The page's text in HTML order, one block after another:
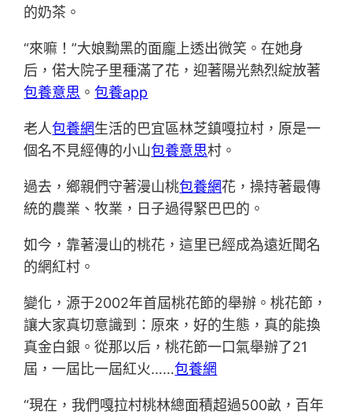
的奶茶。
“來嘛！”大娘黝黑的面龐上透出微笑。在她身
后，偌大院子里種滿了花，迎著陽光熱烈綻放著
包養意思 。包養app
老人包養網生活的巴宜區林芝鎮嘎拉村，原是一
個名不見經傳的小山包養意思村。
過去，鄉親們守著漫山桃包養網花，操持著最傳
統的農業、牧業，日子過得緊巴巴的。
如今，靠著漫山的桃花，這里已經成為遠近聞名
的網紅村。
變化，源于2002年首屆桃花節的舉辦。桃花節，
讓大家真切意識到：原來，好的生態，真的能換
真金白銀。從那以后，桃花節一口氣舉辦了21
屆，一屆比一屆紅火……包養網
“現在，我們嘎拉村桃林總面積超過500畝，百年